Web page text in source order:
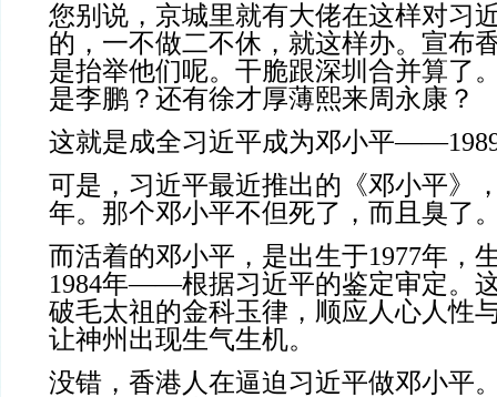
您别说，京城里就有大佬在这样对习
的，一不做二不休，就这样办。宣布
是抬举他们呢。干脆跟深圳合并算了
是李鹏？还有徐才厚薄熙来周永康？
这就是成全习近平成为邓小平——
可是，习近平最近推出的《邓小平》
年。那个邓小平不但死了，而且臭了
而活着的邓小平，是出生于1977年，
1984年——根据习近平的鉴定审定。
破毛太祖的金科玉律，顺应人心人性
让神州出现生气生机。
没错，香港人在逼迫习近平做邓小平